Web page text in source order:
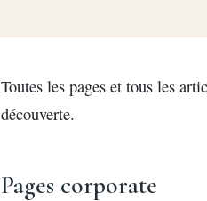
Toutes les pages et tous les
découverte.
Pages corporate